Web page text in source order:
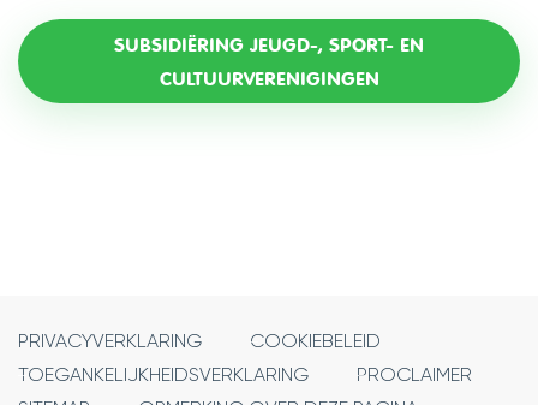
SUBSIDIËRING JEUGD-, SPORT- EN
CULTUURVERENIGINGEN
PRIVACYVERKLARING
COOKIEBELEID
TOEGANKELIJKHEIDSVERKLARING
PROCLAIMER